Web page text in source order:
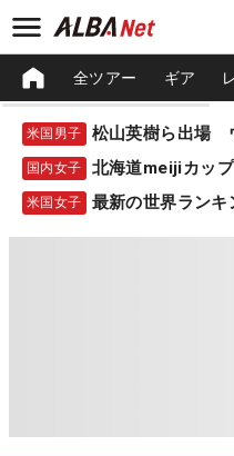
全ツアー ギア
米国男子
国内女子 北海道meijiカッ
米国女子 最新の世界ランキ